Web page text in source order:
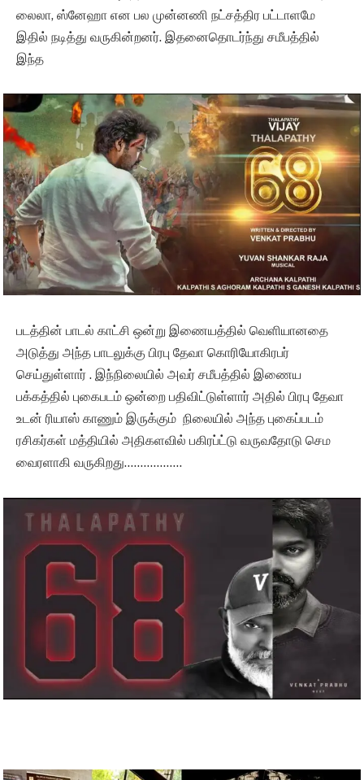
லைலா, ஸ்னேஹா என பல முன்னணி நட்சத்திர பட்டாளமே
இதில் நடித்து வருகின்றனர். இதனைதொடர்ந்து சமீபத்தில்
இந்த
படத்தின் பாடல் காட்சி ஒன்று இணையத்தில் வெளியானதை
அடுத்து அந்த பாடலுக்கு பிரபு தேவா கொரியோகிரபர்
செய்துள்ளார் . இந்நிலையில் அவர் சமீபத்தில் இணைய
பக்கத்தில் புகைபடம் ஒன்றை பதிவிட்டுள்ளார் அதில் பிரபு தேவா
உடன் ரியாஸ் காணும் இருக்கும் நிலையில் அந்த புகைப்படம்
ரசிகர்கள் மத்தியில் அதிகளவில் பகிரப்ட்டு வருவதோடு செம
வைரளாகி வருகிறது………………